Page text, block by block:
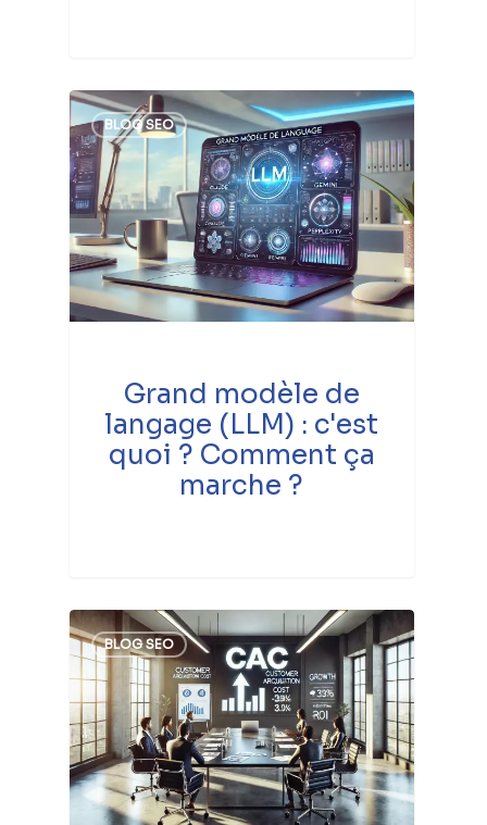
BLOG SEO
Grand modèle de
langage (LLM) : c'est
quoi ? Comment ça
marche ?
BLOG SEO